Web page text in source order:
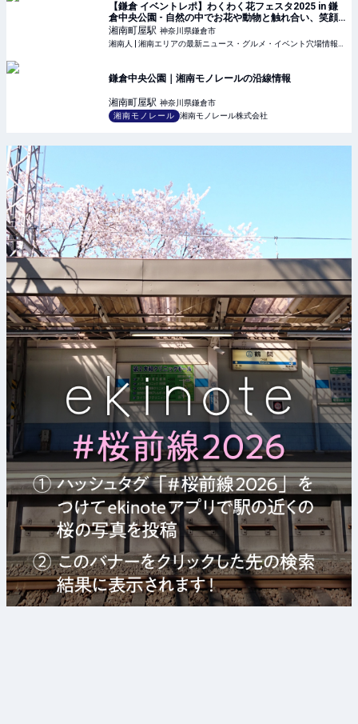
【鎌倉 イベントレポ】わくわく花フェスタ2025 in 鎌
倉中央公園 - 自然の中でお花や動物と触れ合い、笑顔
溢れるイベント！ | 湘南人
湘南町屋駅 神奈川県鎌倉市
鎌倉中央公園｜湘南モノレールの沿線情報
湘南町屋駅 神奈川県鎌倉市
湘南モノレール
湘南モノレール株式会社